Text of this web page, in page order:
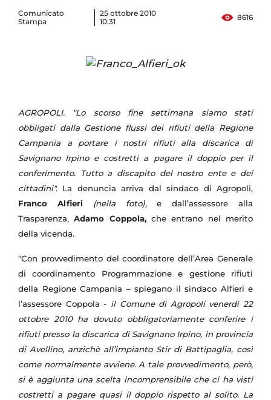
Comunicato
Stampa
25 ottobre 2010
10:31
8616
AGROPOLI. "Lo scorso fine settimana siamo stati
obbligati dalla Gestione flussi dei rifiuti della Regione
Campania a portare i nostri rifiuti alla discarica di
Savignano Irpino e costretti a pagare il doppio per il
conferimento. Tutto a discapito del nostro ente e dei
cittadini". La denuncia arriva dal sindaco di Agropoli,
Franco Alfieri (nella foto),e dall’assessore alla
Trasparenza,Adamo Coppola,che entrano nel merito
della vicenda.
"Con provvedimento del coordinatore dell’Area Generale
di coordinamento Programmazione e gestione rifiuti
della Regione Campania – spiegano il sindaco Alfieri e
l’assessore Coppola - il Comune di Agropoli venerdì 22
ottobre 2010 ha dovuto obbligatoriamente conferire i
rifiuti presso la discarica di Savignano Irpino, in provincia
di Avellino, anzichè all’impianto Stir di Battipaglia, così
come normalmente avviene. A tale provvedimento, però,
si è aggiunta una scelta incomprensibile che ci ha visti
costretti a pagare quasi il doppio rispetto al solito. La